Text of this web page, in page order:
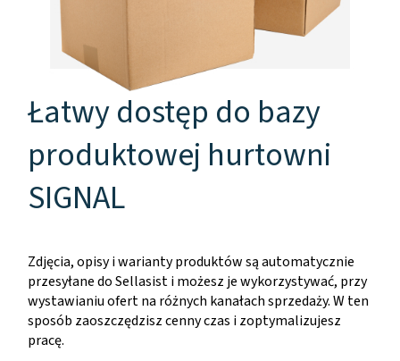
Łatwy dostęp do bazy
produktowej hurtowni
SIGNAL
Zdjęcia, opisy i warianty produktów są automatycznie
przesyłane do Sellasist i możesz je wykorzystywać, przy
wystawianiu ofert na różnych kanałach sprzedaży. W ten
sposób zaoszczędzisz cenny czas i zoptymalizujesz
pracę.